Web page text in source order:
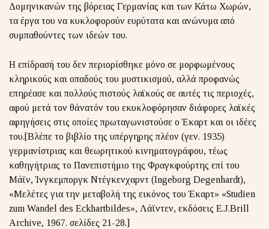
Δομηνικανών της βόρειας Γερμανίας και των Κάτω Χωρών,
τα έργα του να κυκλοφορούν ευρύτατα και ανώνυμα από
συμπαθούντες των ιδεών του.
Η επίδρασή του δεν περιορίσθηκε μόνο σε μορφωμένους
κληρικούς και οπαδούς του μυστικισμού, αλλά προφανώς
επηρέασε και πολλούς πιστούς λαϊκούς σε αυτές τις περιοχές,
αφού μετά τον θάνατόν του εκυκλοφόρησαν διάφορες λαϊκές
αφηγήσεις στις οποίες πρωταγωνιστούσε ο Έκαρτ και οι ιδέες
του.[Βλέπε το βιβλίο της υπέργηρης πλέον (γεν. 1935)
γερμανίστριας και θεωρητικού κινηματογράφου, τέως
καθηγήτριας το Πανεπιστήμιο της Φραγκφούρτης επί του
Μάϊν, Ίνγκεμποργκ Ντέγκενχαρντ (Ingeborg Degenhardt),
«Μελέτες για την μεταβoλή της εικόνος του Έκαρτ» «Studien
zum Wandel des Eckhartbildes», Λάϊντεν, εκδόσεις E.J.Brill
Archive, 1967. σελίδες 21-28.]